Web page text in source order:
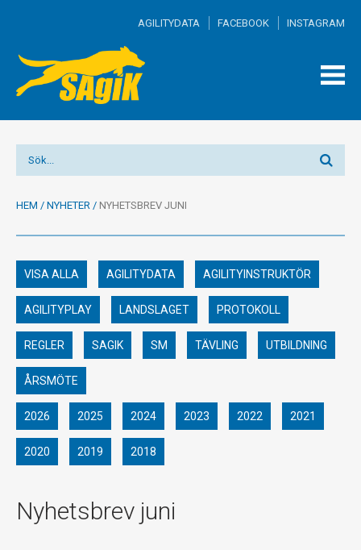
AGILITYDATA FACEBOOK INSTAGRAM
HEM / NYHETER / NYHETSBREV JUNI
VISA ALLA AGILITYDATA AGILITYINSTRUKTÖR
AGILITYPLAY LANDSLAGET PROTOKOLL
REGLER SAGIK SM TÄVLING UTBILDNING
ÅRSMÖTE
2026 2025 2024 2023 2022 2021
2020 2019 2018
Nyhetsbrev juni